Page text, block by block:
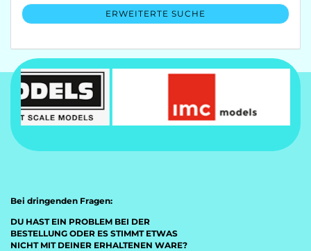
ERWEITERTE SUCHE
Bei dringenden Fragen:
DU HAST EIN PROBLEM BEI DER
BESTELLUNG ODER ES STIMMT ETWAS
NICHT MIT DEINER ERHALTENEN WARE?